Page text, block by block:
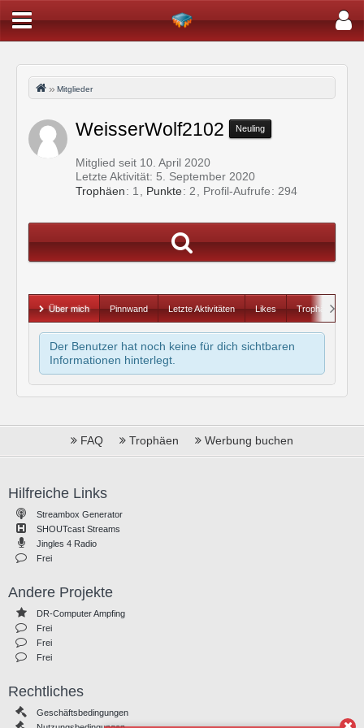
Mitglieder
WeisserWolf2102 Neuling
Mitglied seit 10. April 2020
Letzte Aktivität: 5. September 2020
Trophäen
1 Punkte 2 Profil-Aufrufe 294
Über mich Pinnwand Letzte Aktivitäten Likes Trophäen
Der Benutzer hat noch keine für dich sichtbaren
Informationen hinterlegt.
FAQ Trophäen Werbung buchen
Hilfreiche Links
Streambox Generator
SHOUTcast Streams
Jingles 4 Radio
Frei
Andere Projekte
DR-Computer Ampfing
Frei
Frei
Frei
Rechtliches
Geschäftsbedingungen